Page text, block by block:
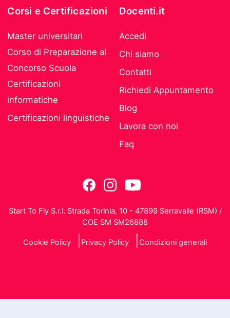
Corsi e Certificazioni
Master universitari
Corso di Preparazione al
Concorso Scuola
Certificazioni
informatiche
Certificazioni linguistiche
Docenti.it
Accedi
Chi siamo
Contatti
Richiedi Appuntamento
Blog
Lavora con noi
Faq
Start To Fly S.r.l. Strada Torinia, 10 - 47899 Serravalle (RSM) /
COE SM SM26888
Cookie Policy Privacy Policy Condizioni generali